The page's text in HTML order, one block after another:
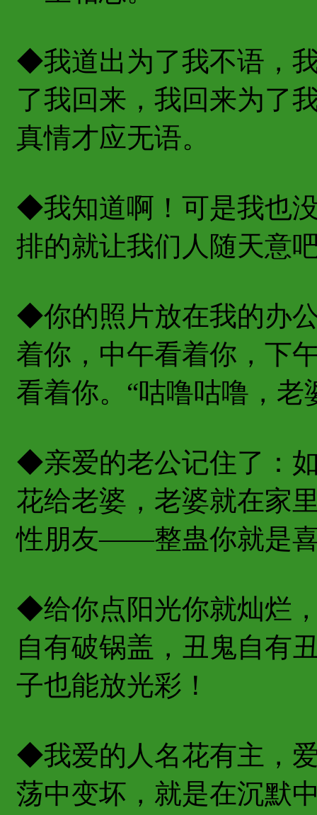
◆我道出为了我不语，
了我回来，我回来为了
真情才应无语。
◆我知道啊！可是我也
排的就让我们人随天意
◆你的照片放在我的办
着你，中午看着你，下
看着你。“咕噜咕噜，
◆亲爱的老公记住了：
花给老婆，老婆就在家
性朋友——整蛊你就是
◆给你点阳光你就灿烂
自有破锅盖，丑鬼自有
子也能放光彩！
◆我爱的人名花有主，
荡中变坏，就是在沉默